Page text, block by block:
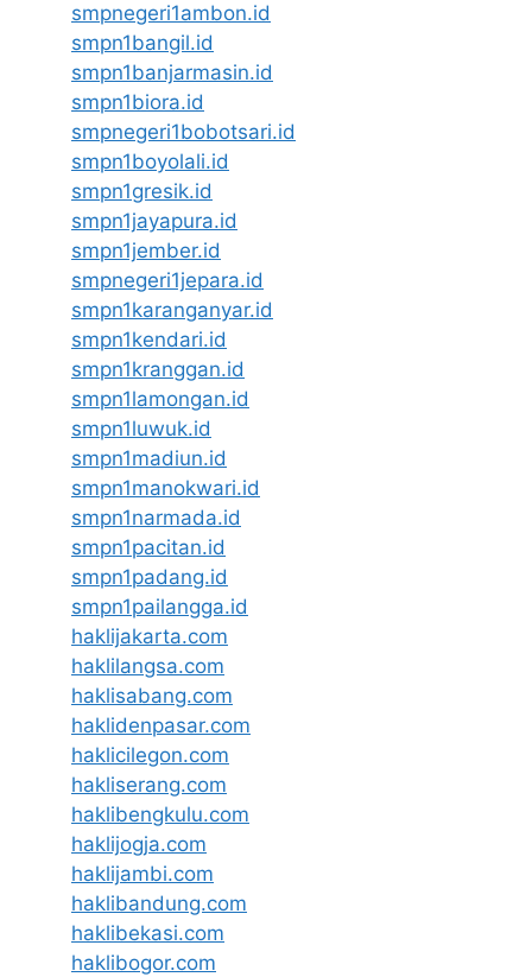
smpnegeri1ambon.id
smpn1bangil.id
smpn1banjarmasin.id
smpn1biora.id
smpnegeri1bobotsari.id
smpn1boyolali.id
smpn1gresik.id
smpn1jayapura.id
smpn1jember.id
smpnegeri1jepara.id
smpn1karanganyar.id
smpn1kendari.id
smpn1kranggan.id
smpn1lamongan.id
smpn1luwuk.id
smpn1madiun.id
smpn1manokwari.id
smpn1narmada.id
smpn1pacitan.id
smpn1padang.id
smpn1pailangga.id
haklijakarta.com
haklilangsa.com
haklisabang.com
haklidenpasar.com
haklicilegon.com
hakliserang.com
haklibengkulu.com
haklijogja.com
haklijambi.com
haklibandung.com
haklibekasi.com
haklibogor.com